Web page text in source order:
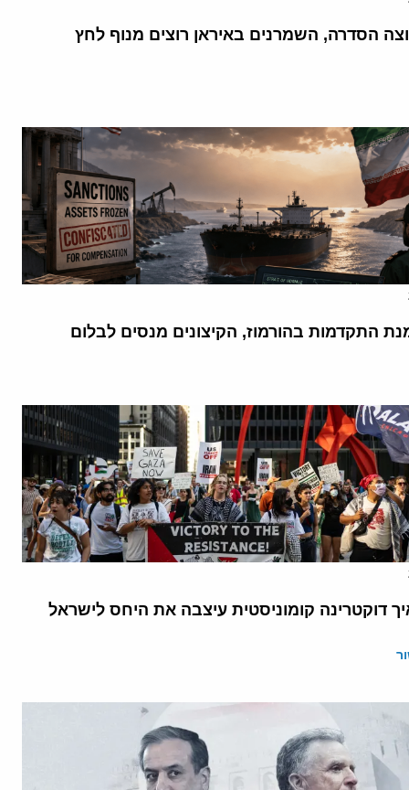
הסדרה, השמרנים באיראן רוצים מנוף לחץ
התקדמות בהורמוז, הקיצונים מנסים לבלום
דוקטרינה קומוניסטית עיצבה את היחס לישראל